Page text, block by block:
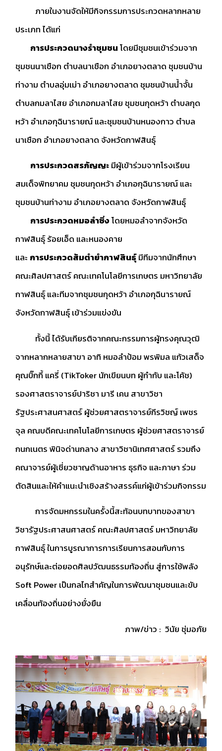
ภายในงานจัดให้มีกิจกรรมการประกวดหลากหลาย
ประเภท ได้แก่
การประกวดนางรำชุมชนโดยมีชุมชนเข้าร่วมจาก
ชุมชนนาเชือก ตำบลนาเชือก อำเภอยางตลาด ชุมชนบ้าน
ท่างาม ตำบลอุ่มเม่า อำเภอยางตลาด ชุมชนบ้านน้ำจั้น
ตำบลกมลาไสย อำเภอกมลาไสย ชุมชนกุดหว้า ตำบลกุด
หว้า อำเภอกุฉินารายณ์ และชุมชนบ้านหนองกาว ตำบล
นาเชือก อำเภอยางตลาด จังหวัดกาฬสินธุ์
การประกวดสรภัญญะมีผู้เข้าร่วมจากโรงเรียน
สมเด็จพิทยาคม ชุมชนกุดหว้า อำเภอกุฉินารายณ์ และ
ชุมชนบ้านท่างาม อำเภอยางตลาด จังหวัดกาฬสินธุ์
การประกวดหมอลำซิ่งโดยหมอลำจากจังหวัด
กาฬสินธุ์ ร้อยเอ็ด และหนองคาย
และ การประกวดส้มตำยำกาฬสินธุ์มีทีมจากนักศึกษา
คณะศิลปศาสตร์ คณะเทคโนโลยีการเกษตร มหาวิทยาลัย
กาฬสินธุ์ และทีมจากชุมชนกุดหว้า อำเภอกุฉินารายณ์
จังหวัดกาฬสินธุ์ เข้าร่วมแข่งขัน
ทั้งนี้ ได้รับเกียรติจากคณะกรรมการผู้ทรงคุณวุฒิ
จากหลากหลายสาขา อาทิ หมอลำป้อม พรพิมล แก้วเสด็จ
คุณบิ๊กกี้ แครี่ (TikToker นักเขียนบท ผู้กำกับ และโค้ช)
รองศาสตราจารย์ปาริชา มารี เคน สาขาวิชา
รัฐประศาสนศาสตร์ ผู้ช่วยศาสตราจารย์กีรวิชญ์ เพชร
จุล คณบดีคณะเทคโนโลยีการเกษตร ผู้ช่วยศาสตราจารย์
กนกเนตร พินิจด่านกลาง สาขาวิชานิเทศศาสตร์ รวมถึง
คณาจารย์ผู้เชี่ยวชาญด้านอาหาร ธุรกิจ และภาษา ร่วม
ตัดสินและให้คำแนะนำเชิงสร้างสรรค์แก่ผู้เข้าร่วมกิจกรรม
การจัดมหกรรมในครั้งนี้สะท้อนบทบาทของสาขา
วิชารัฐประศาสนศาสตร์ คณะศิลปศาสตร์ มหาวิทยาลัย
กาฬสินธุ์ ในการบูรณาการการเรียนการสอนกับการ
อนุรักษ์และต่อยอดศิลปวัฒนธรรมท้องถิ่น สู่การใช้พลัง
Soft Power เป็นกลไกสำคัญในการพัฒนาชุมชนและขับ
เคลื่อนท้องถิ่นอย่างยั่งยืน
ภาพ/ข่าว : วินัย ชุ่มอภัย